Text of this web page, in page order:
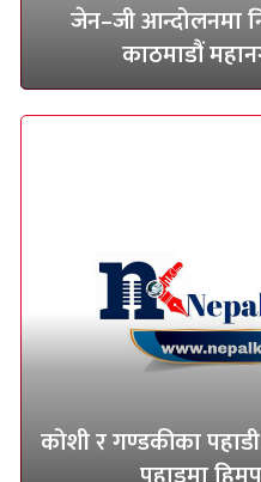
जेन–जी आन्दोलनमा
काठमाडौं
कोशी र गण्डकीका